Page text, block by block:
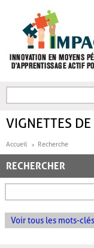
FORMULAIRE DE
VIGNETTES
Accueil Recherche
RECHERCHER
Voir tous les mots-clés